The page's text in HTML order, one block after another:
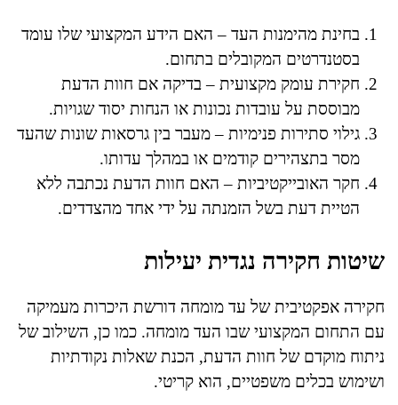
בחינת מהימנות העד – האם הידע המקצועי שלו עומד
בסטנדרטים המקובלים בתחום.
חקירת עומק מקצועית – בדיקה אם חוות הדעת
מבוססת על עובדות נכונות או הנחות יסוד שגויות.
גילוי סתירות פנימיות – מעבר בין גרסאות שונות שהעד
מסר בתצהירים קודמים או במהלך עדותו.
חקר האובייקטיביות – האם חוות הדעת נכתבה ללא
הטיית דעת בשל הזמנתה על ידי אחד מהצדדים.
שיטות חקירה נגדית יעילות
חקירה אפקטיבית של עד מומחה דורשת היכרות מעמיקה
עם התחום המקצועי שבו העד מומחה. כמו כן, השילוב של
ניתוח מוקדם של חוות הדעת, הכנת שאלות נקודתיות
ושימוש בכלים משפטיים, הוא קריטי.